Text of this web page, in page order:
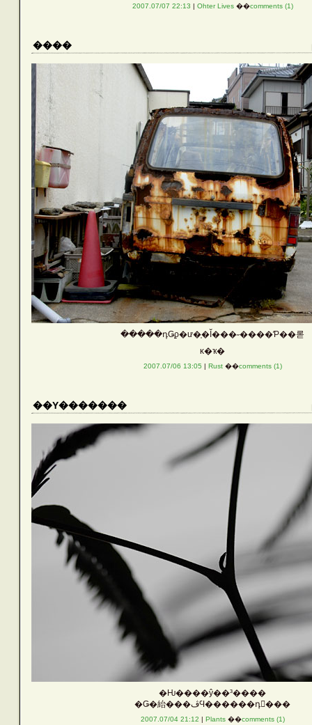
2007.07/07 22:13 | Ohter Lives��comments (1)
����
�����դǤϼ�ư�֤�Ĭ���˶����Ƥ��롣
ĸ�ҡ�
2007.07/06 13:05 | Rust��comments (1)
��Υ�������
�Ƕ����ŷ��³����
�Ǥ�紿���ڤϤ������դ򳫤���
2007.07/04 21:12 | Plants��comments (1)